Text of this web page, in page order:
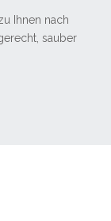
Ihnen nach
sauber